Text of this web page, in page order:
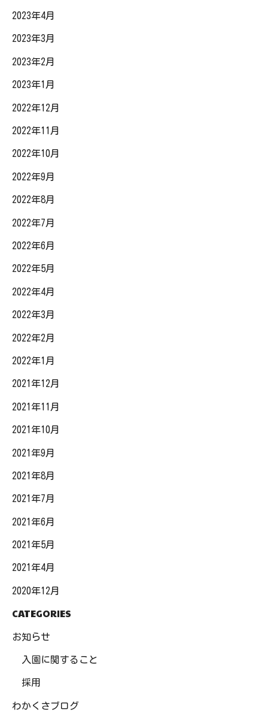
2023年4月
2023年3月
2023年2月
2023年1月
2022年12月
2022年11月
2022年10月
2022年9月
2022年8月
2022年7月
2022年6月
2022年5月
2022年4月
2022年3月
2022年2月
2022年1月
2021年12月
2021年11月
2021年10月
2021年9月
2021年8月
2021年7月
2021年6月
2021年5月
2021年4月
2020年12月
CATEGORIES
お知らせ
入園に関すること
採用
わかくさブログ